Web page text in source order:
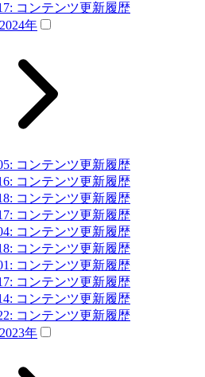
コンテンツ更新履歴
年
コンテンツ更新履歴
コンテンツ更新履歴
コンテンツ更新履歴
コンテンツ更新履歴
コンテンツ更新履歴
コンテンツ更新履歴
コンテンツ更新履歴
コンテンツ更新履歴
コンテンツ更新履歴
コンテンツ更新履歴
年